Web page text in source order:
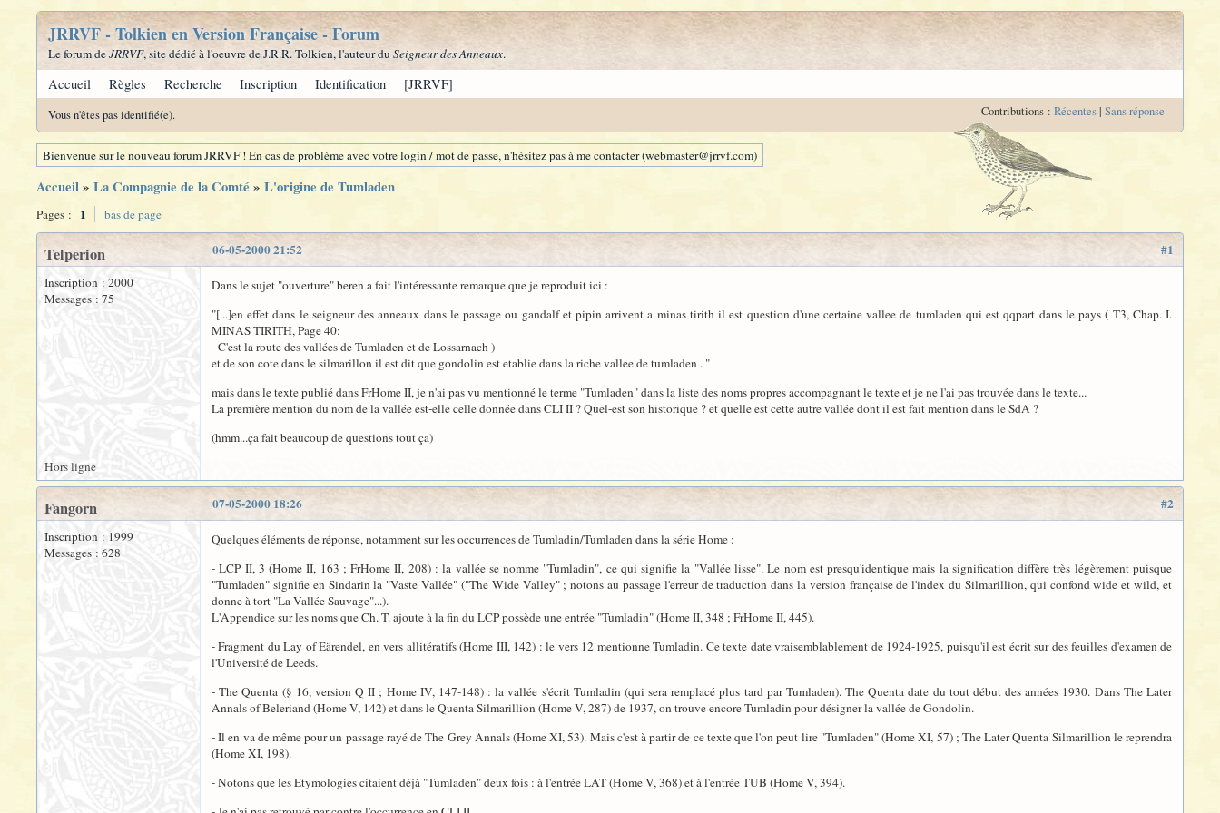
JRRVF - Tolkien en Version Française - Forum
Le forum deJRRVF, site dédié à l'oeuvre de J.R.R. Tolkien, l'auteur du Seigneur des Anneaux.
Accueil Règles Recherche Inscription Identification [JRRVF]
Vous n'êtes pas identifié(e). Contributions : Récentes| Sans réponse
Bienvenue sur le nouveau forum JRRVF ! En cas de problème avec votre login / mot de passe, n'hésitez pas à me contacter (webmaster@jrrvf.com)
Accueil» La Compagnie de la Comté » L'origine de Tumladen
Pages : 1 bas de page
#1
06-05-2000 21:52
Telperion
Inscription : 2000
Messages : 75
Dans le sujet "ouverture" beren a fait l'intéressante remarque que je reproduit ici :
"[...]en effet dans le seigneur des anneaux dans le passage ou gandalf et pipin arrivent a minas tirith il est question d'une certaine vallee de tumladen qui est qqpart dans le pays ( T3, Chap. I.
MINAS TIRITH, Page 40:
- C'est la route des vallées de Tumladen et de Lossarnach )
et de son cote dans le silmarillon il est dit que gondolin est etablie dans la riche vallee de tumladen . "
mais dans le texte publié dans FrHome II, je n'ai pas vu mentionné le terme "Tumladen" dans la liste des noms propres accompagnant le texte et je ne l'ai pas trouvée dans le texte...
La première mention du nom de la vallée est-elle celle donnée dans CLI II ? Quel-est son historique ? et quelle est cette autre vallée dont il est fait mention dans le SdA ?
(hmm...ça fait beaucoup de questions tout ça)
Hors ligne
#2
07-05-2000 18:26
Fangorn
Inscription : 1999
Messages : 628
Quelques éléments de réponse, notamment sur les occurrences de Tumladin/Tumladen dans la série Home :
- LCP II, 3 (Home II, 163 ; FrHome II, 208) : la vallée se nomme "Tumladin", ce qui signifie la "Vallée lisse". Le nom est presqu'identique mais la signification diffère très légèrement puisque
"Tumladen" signifie en Sindarin la "Vaste Vallée" ("The Wide Valley" ; notons au passage l'erreur de traduction dans la version française de l'index du Silmarillion, qui confond wide et wild, et
donne à tort "La Vallée Sauvage"...).
L'Appendice sur les noms que Ch. T. ajoute à la fin du LCP possède une entrée "Tumladin" (Home II, 348 ; FrHome II, 445).
- Fragment du Lay of Eärendel, en vers allitératifs (Home III, 142) : le vers 12 mentionne Tumladin. Ce texte date vraisemblablement de 1924-1925, puisqu'il est écrit sur des feuilles d'examen de
l'Université de Leeds.
- The Quenta (§ 16, version Q II ; Home IV, 147-148) : la vallée s'écrit Tumladin (qui sera remplacé plus tard par Tumladen). The Quenta date du tout début des années 1930. Dans The Later
Annals of Beleriand (Home V, 142) et dans le Quenta Silmarillion (Home V, 287) de 1937, on trouve encore Tumladin pour désigner la vallée de Gondolin.
- Il en va de même pour un passage rayé de The Grey Annals (Home XI, 53). Mais c'est à partir de ce texte que l'on peut lire "Tumladen" (Home XI, 57) ; The Later Quenta Silmarillion le reprendra
(Home XI, 198).
- Notons que les Etymologies citaient déjà "Tumladen" deux fois : à l'entrée LAT (Home V, 368) et à l'entrée TUB (Home V, 394).